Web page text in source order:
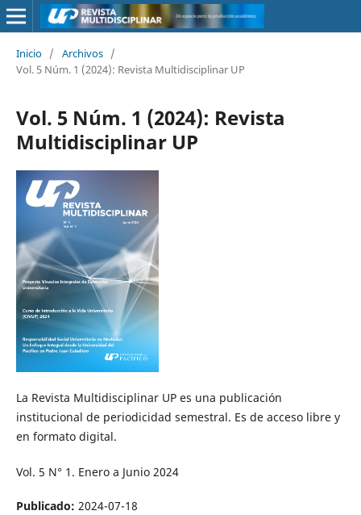
Inicio / Archivos /
Vol. 5 Núm. 1 (2024): Revista Multidisciplinar UP
Vol. 5 Núm. 1 (2024): Revista
Multidisciplinar UP
La Revista Multidisciplinar UP es una publicación
institucional de periodicidad semestral. Es de acceso libre y
en formato digital.
Vol. 5 N° 1. Enero a Junio 2024
Publicado: 2024-07-18